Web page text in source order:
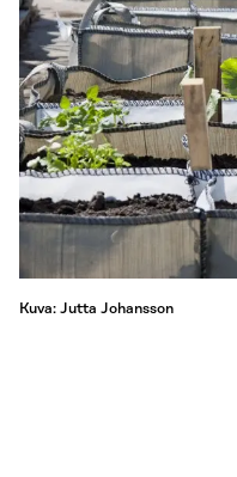
Kuva: Jutta Johansson